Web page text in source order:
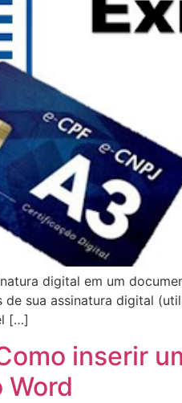
digital em um
sua assinatura digital
[…]
inserir